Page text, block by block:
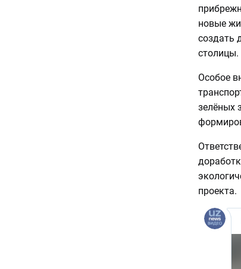
новые
создать
столицы.
Особое
зелёных
проекта.